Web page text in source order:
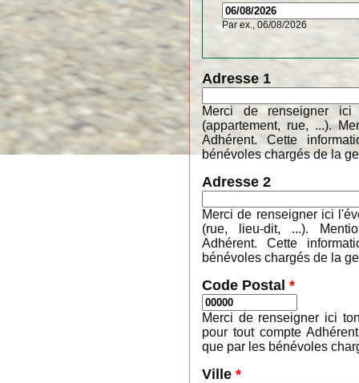
Par ex., 06/08/2026
Adresse 1
Merci de renseigner
(appartement, rue, ...).
Adhérent. Cette
bénévoles chargés de la
Adresse 2
Merci de renseigner ici
(rue, lieu-dit, ...).
Adhérent. Cette
bénévoles chargés de la
Code Postal *
Merci de renseigner ici
pour tout compte
que par les bénévoles
Ville *